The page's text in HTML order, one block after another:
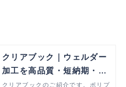
クリアブック｜ウェルダー
加工を高品質・短納期・低
価格で解決
クリアブックのご紹介です。ポリプ